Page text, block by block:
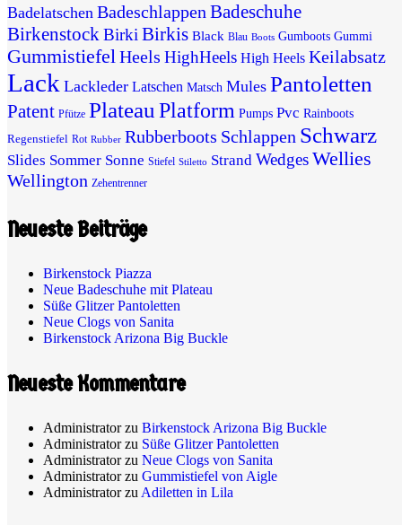
Badelatschen Badeschlappen Badeschuhe
BirkenstockBirkiBirkis Black Blau Boots Gumboots Gummi
GummistiefelHeels HighHeels High Heels Keilabsatz
Lack Lackleder Latschen Matsch Mules Pantoletten
Patent Pfütze Plateau Platform Pumps Pvc Rainboots
Regenstiefel Rot Rubber Rubberboots Schlappen Schwarz
Slides Sommer Sonne Stiefel Stiletto Strand WedgesWellies
Wellington Zehentrenner
Neueste Beiträge
Birkenstock Piazza
Neue Badeschuhe mit Plateau
Süße Glitzer Pantoletten
Neue Clogs von Sanita
Birkenstock Arizona Big Buckle
Neueste Kommentare
Administratorzu Birkenstock Arizona Big Buckle
Administratorzu Süße Glitzer Pantoletten
Administratorzu Neue Clogs von Sanita
Administratorzu Gummistiefel von Aigle
AdministratorzuAdiletten in Lila